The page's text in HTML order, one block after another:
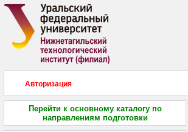
Авторизация
Перейти к основному каталогу по
направлениям подготовки